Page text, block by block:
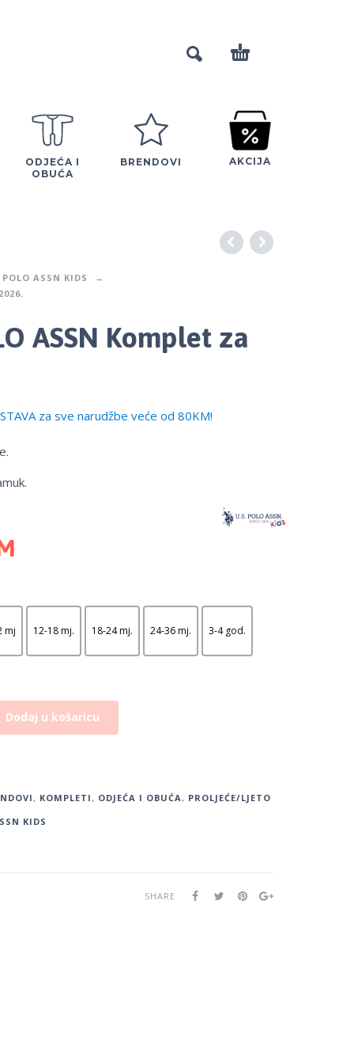
ODJEĆA I
OBUĆA
BRENDOVI AKCIJA
ASSN KIDS
ASSN Komplet za
za sve narudžbe veće od 80KM!
mj 12-18 mj. 18-24 mj. 24-36 mj. 3-4 god.
Dodaj u košaricu
, KOMPLETI, ODJEĆA I OBUĆA, PROLJEĆE/LJETO
KIDS
SHARE